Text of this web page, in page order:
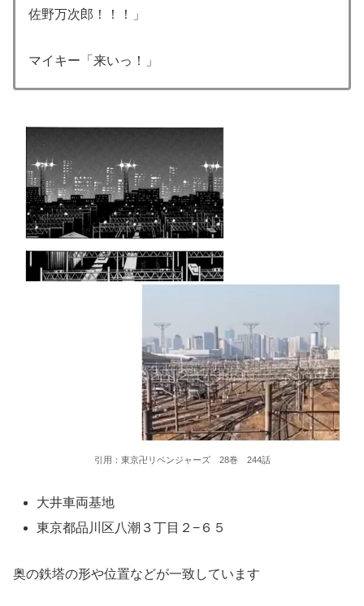
佐野万次郎！！！」
マイキー「来いっ！」
引用：東京卍リベンジャーズ 28巻 244話
大井車両基地
東京都品川区八潮３丁目２−６５
奥の鉄塔の形や位置などが一致しています